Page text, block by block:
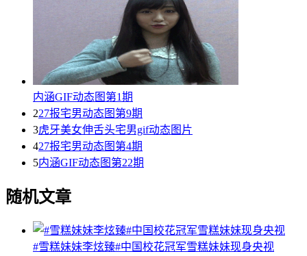
内涵GIF动态图第1期
227报宅男动态图第9期
3虎牙美女伸舌头宅男gif动态图片
427报宅男动态图第4期
5内涵GIF动态图第22期
随机文章
#雪糕妹妹李炫臻#中国校花冠军雪糕妹妹现身央视